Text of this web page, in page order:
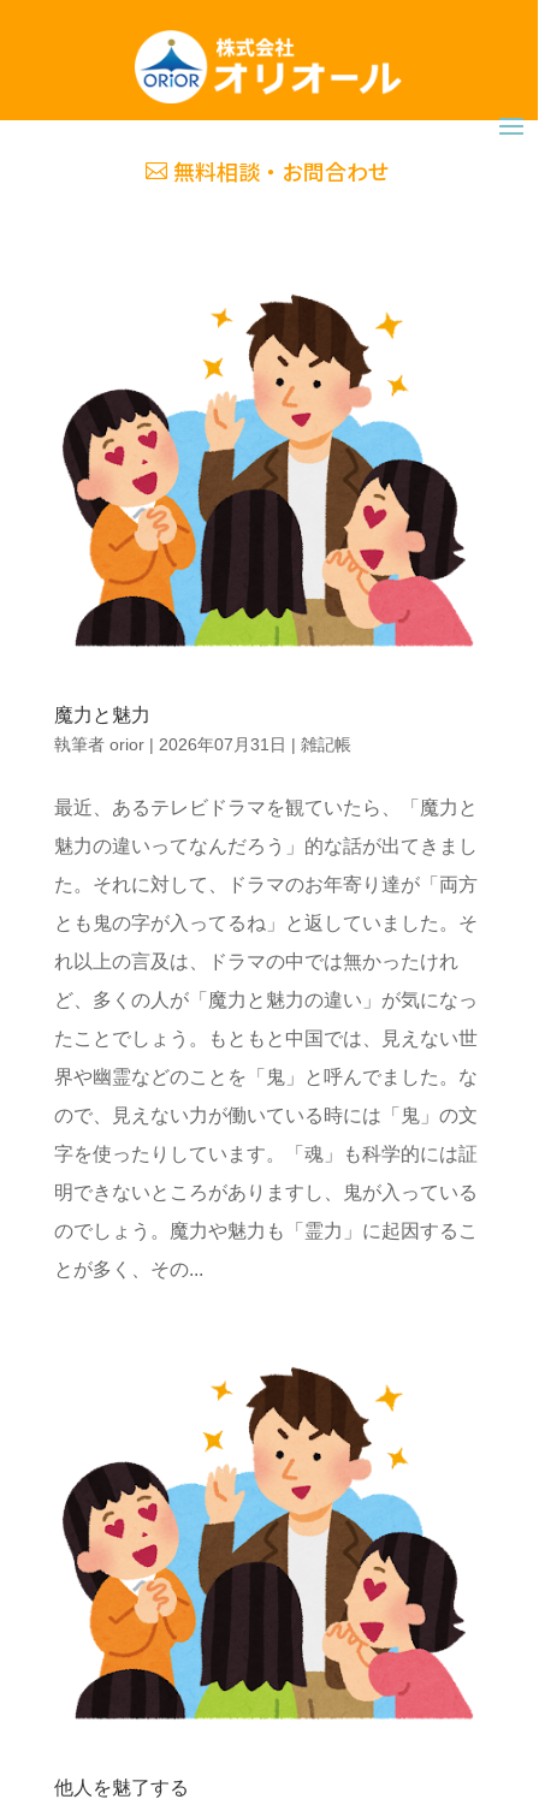
無料相談・お問合わせ
魔力と魅力
執筆者 orior| 2026年07月31日 | 雑記帳
最近、あるテレビドラマを観ていたら、「魔力と
魅力の違いってなんだろう」的な話が出てきまし
た。それに対して、ドラマのお年寄り達が「両方
とも鬼の字が入ってるね」と返していました。そ
れ以上の言及は、ドラマの中では無かったけれ
ど、多くの人が「魔力と魅力の違い」が気になっ
たことでしょう。もともと中国では、見えない世
界や幽霊などのことを「鬼」と呼んでました。な
ので、見えない力が働いている時には「鬼」の文
字を使ったりしています。「魂」も科学的には証
明できないところがありますし、鬼が入っている
のでしょう。魔力や魅力も「霊力」に起因するこ
とが多く、その...
他人を魅了する